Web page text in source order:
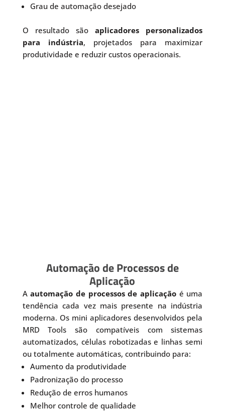
Grau de automação desejado
O resultado sãoaplicadores personalizados
para indústria, projetados para maximizar
produtividade e reduzir custos operacionais.
Automação de Processos de
Aplicação
Aautomação de processos de aplicaçãoé uma
tendência cada vez mais presente na indústria
moderna. Os mini aplicadores desenvolvidos pela
MRD Tools são compatíveis com sistemas
automatizados, células robotizadas e linhas semi
ou totalmente automáticas, contribuindo para:
Aumento da produtividade
Padronização do processo
Redução de erros humanos
Melhor controle de qualidade